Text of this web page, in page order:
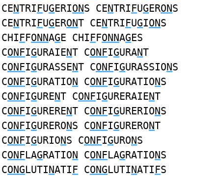
CENTRIFUGERIONS CENTRIFUGERONS
CENTRIFUGERONT CENTRIFUGIONS
CHIFFONNAGE CHIFFONNAGES
CONFIGURAIENT CONFIGURANT
CONFIGURASSENT CONFIGURASSIONS
CONFIGURATION CONFIGURATIONS
CONFIGURENT CONFIGURERAIENT
CONFIGURERENT CONFIGURERIONS
CONFIGURERONS CONFIGURERONT
CONFIGURIONS CONFIGURONS
CONFLAGRATION CONFLAGRATIONS
CONGLUTINATIF CONGLUTINATIFS